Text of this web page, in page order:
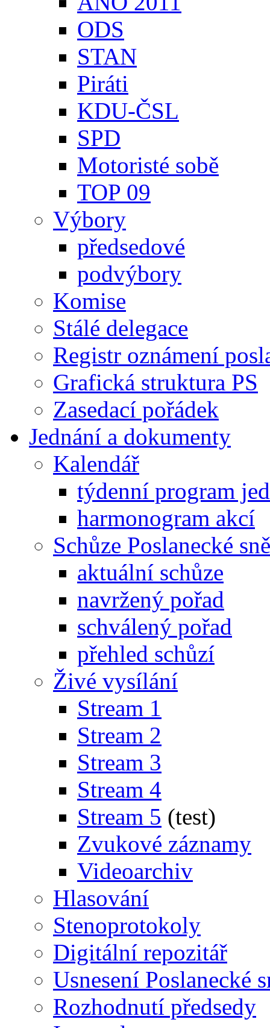
ODS
STAN
Piráti
KDU-ČSL
SPD
Motoristé sobě
TOP 09
Výbory
předsedové
podvýbory
Komise
Stálé delegace
Registr oznámení
Grafická struktura PS
Zasedací pořádek
Jednání a dokumenty
Kalendář
týdenní program
harmonogram akcí
Schůze Poslanecké
aktuální schůze
navržený pořad
schválený pořad
přehled schůzí
Živé vysílání
Stream 1
Stream 2
Stream 3
Stream 4
Stream 5 (test)
Zvukové záznamy
Videoarchiv
Hlasování
Stenoprotokoly
Digitální repozitář
Usnesení Poslanecké
Rozhodnutí předsedy